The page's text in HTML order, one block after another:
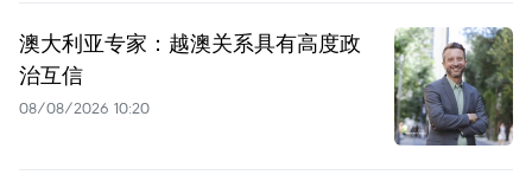
澳大利亚专家：越澳关系具有高度政
治互信
08/08/2026 10:20